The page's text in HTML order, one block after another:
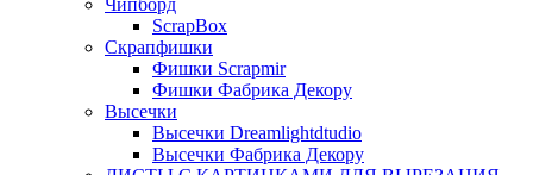
ScrapBox
Скрапфишки
Фишки Scrapmir
Фишки Фабрика Декору
Высечки
Высечки Dreamlightdtudio
Высечки Фабрика Декору